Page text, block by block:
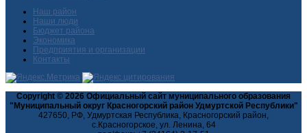
Наш район
Наши люди
Бюджет района
Экономика
Предприятия и организации
Контакты
Copyright © 2026 Официальный сайт муниципального образования
"Муниципальный округ Красногорский район Удмуртской Республики"
427650, РФ, Удмуртская Республика, Красногорский район,
с.Красногорское, ул. Ленина, 64